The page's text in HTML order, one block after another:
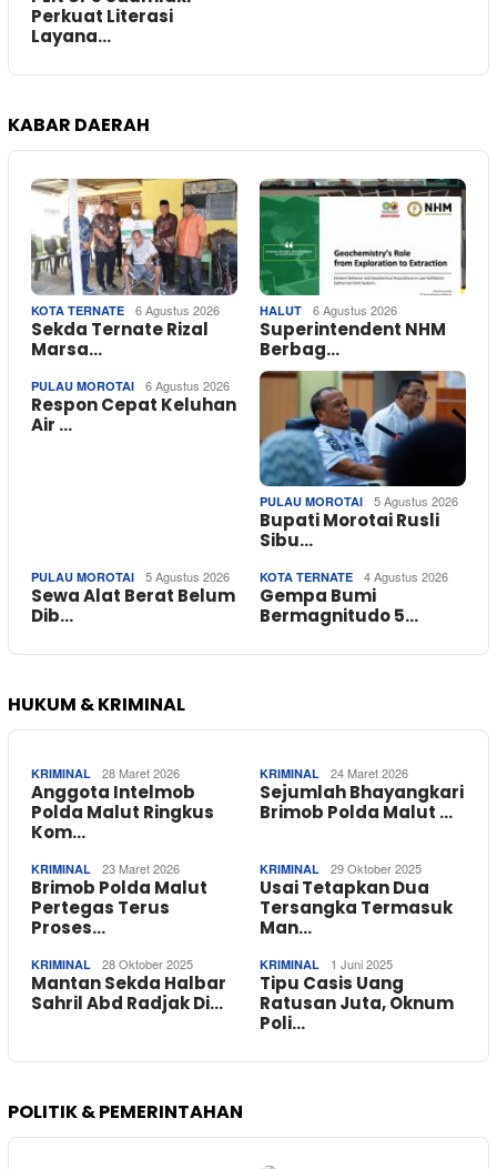
Perkuat Literasi
Layana…
KABAR DAERAH
KOTA TERNATE 6 Agustus 2026
Sekda Ternate Rizal
Marsa…
HALUT 6 Agustus 2026
Superintendent NHM
Berbag…
PULAU MOROTAI 6 Agustus 2026
Respon Cepat Keluhan
Air …
PULAU MOROTAI 5 Agustus 2026
Bupati Morotai Rusli
Sibu…
PULAU MOROTAI 5 Agustus 2026
Sewa Alat Berat Belum
Dib…
KOTA TERNATE 4 Agustus 2026
Gempa Bumi
Bermagnitudo 5…
HUKUM & KRIMINAL
KRIMINAL 28 Maret 2026
Anggota Intelmob
Polda Malut Ringkus
Kom…
KRIMINAL 24 Maret 2026
Sejumlah Bhayangkari
Brimob Polda Malut …
KRIMINAL 23 Maret 2026
Brimob Polda Malut
Pertegas Terus
Proses…
KRIMINAL 29 Oktober 2025
Usai Tetapkan Dua
Tersangka Termasuk
Man…
KRIMINAL 28 Oktober 2025
Mantan Sekda Halbar
Sahril Abd Radjak Di…
KRIMINAL 1 Juni 2025
Tipu Casis Uang
Ratusan Juta, Oknum
Poli…
POLITIK & PEMERINTAHAN